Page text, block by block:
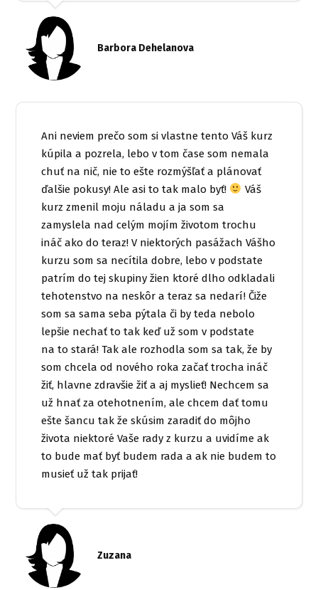
Barbora Dehelanova
Ani neviem prečo som si vlastne tento Váš kurz
kúpila a pozrela, lebo v tom čase som nemala
chuť na nič, nie to ešte rozmýšľať a plánovať
ďalšie pokusy! Ale asi to tak malo byť!
Váš
kurz zmenil moju náladu a ja som sa
zamyslela nad celým mojím životom trochu
ináč ako do teraz! V niektorých pasážach Vášho
kurzu som sa necítila dobre, lebo v podstate
patrím do tej skupiny žien ktoré dlho odkladali
tehotenstvo na neskôr a teraz sa nedarí! Čiže
som sa sama seba pýtala či by teda nebolo
lepšie nechať to tak keď už som v podstate
na to stará! Tak ale rozhodla som sa tak, že by
som chcela od nového roka začať trocha ináč
žiť, hlavne zdravšie žiť a aj myslieť! Nechcem sa
už hnať za otehotnením, ale chcem dať tomu
ešte šancu tak že skúsim zaradiť do môjho
života niektoré Vaše rady z kurzu a uvidíme ak
to bude mať byť budem rada a ak nie budem to
musieť už tak prijať!
Zuzana